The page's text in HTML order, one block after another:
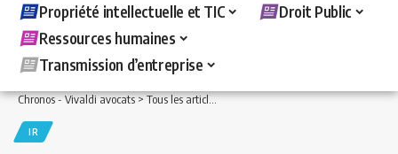
Propriété intellectuelle et TIC
Droit Public
Ressources humaines
Transmission d’entreprise
Chronos - Vivaldi avocats>Tous les articles >Fiscal>IR>Rémunération des
IR